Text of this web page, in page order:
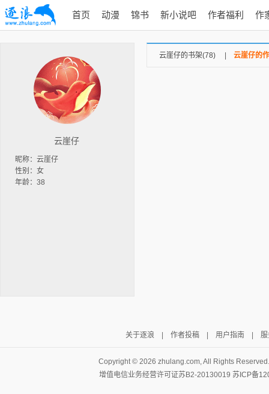
首页 动漫 锦书 新小说吧 作者福利 作
云崖仔
昵称：云崖仔
性别：女
年龄：38
云崖仔的书架(78) 云崖仔的
关于逐浪 作者投稿| 用户指南 服
Copyright © 2026 zhulang.com, All Rights
增值电信业务经营许可证苏B2-20130019 苏ICP备